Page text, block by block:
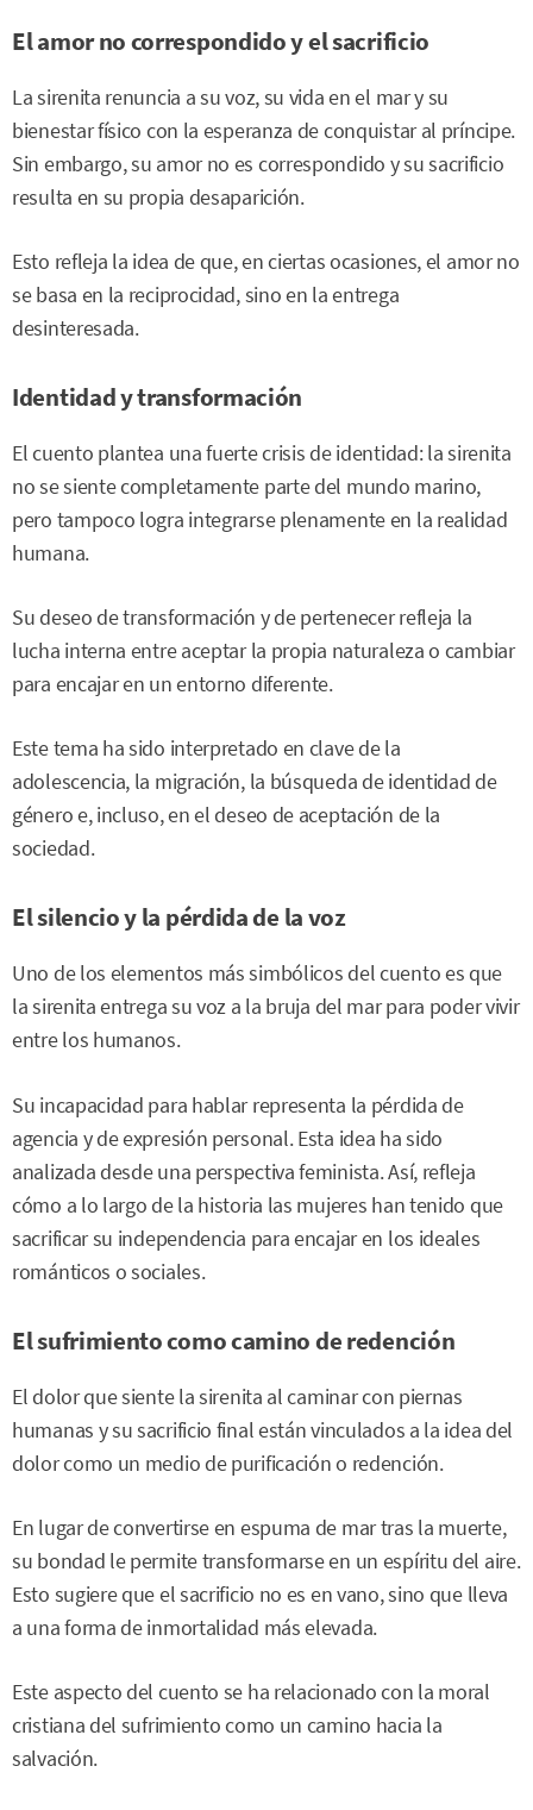
El amor no correspondido y el sacrificio
La sirenita renuncia a su voz, su vida en el mar y su
bienestar físico con la esperanza de conquistar al príncipe.
Sin embargo, su amor no es correspondido y su sacrificio
resulta en su propia desaparición.
Esto refleja la idea de que, en ciertas ocasiones, el amor no
se basa en la reciprocidad, sino en la entrega
desinteresada.
Identidad y transformación
El cuento plantea una fuerte crisis de identidad: la sirenita
no se siente completamente parte del mundo marino,
pero tampoco logra integrarse plenamente en la realidad
humana.
Su deseo de transformación y de pertenecer refleja la
lucha interna entre aceptar la propia naturaleza o cambiar
para encajar en un entorno diferente.
Este tema ha sido interpretado en clave de la
adolescencia, la migración, la búsqueda de identidad de
género e, incluso, en el deseo de aceptación de la
sociedad.
El silencio y la pérdida de la voz
Uno de los elementos más simbólicos del cuento es que
la sirenita entrega su voz a la bruja del mar para poder vivir
entre los humanos.
Su incapacidad para hablar representa la pérdida de
agencia y de expresión personal. Esta idea ha sido
analizada desde una perspectiva feminista. Así, refleja
cómo a lo largo de la historia las mujeres han tenido que
sacrificar su independencia para encajar en los ideales
románticos o sociales.
El sufrimiento como camino de redención
El dolor que siente la sirenita al caminar con piernas
humanas y su sacrificio final están vinculados a la idea del
dolor como un medio de purificación o redención.
En lugar de convertirse en espuma de mar tras la muerte,
su bondad le permite transformarse en un espíritu del aire.
Esto sugiere que el sacrificio no es en vano, sino que lleva
a una forma de inmortalidad más elevada.
Este aspecto del cuento se ha relacionado con la moral
cristiana del sufrimiento como un camino hacia la
salvación.